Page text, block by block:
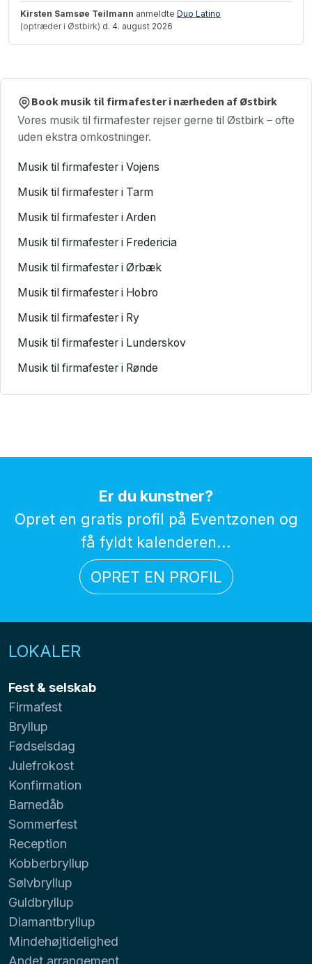
Kirsten Samsøe Teilmann anmeldte Duo Latino
(optræder i Østbirk) d. 4. august 2026
Book musik til firmafester i nærheden af Østbirk
Vores musik til firmafester rejser gerne til Østbirk – ofte
uden ekstra omkostninger.
Musik til firmafester i Vojens
Musik til firmafester i Tarm
Musik til firmafester i Arden
Musik til firmafester i Fredericia
Musik til firmafester i Ørbæk
Musik til firmafester i Hobro
Musik til firmafester i Ry
Musik til firmafester i Lunderskov
Musik til firmafester i Rønde
Er du kunstner?
Opret en gratis profil på Eventzonen og
få fyldt kalenderen...
OPRET EN PROFIL
LOKALER
Fest & selskab
Firmafest
Bryllup
Fødselsdag
Julefrokost
Konfirmation
Barnedåb
Sommerfest
Reception
Kobberbryllup
Sølvbryllup
Guldbryllup
Diamantbryllup
Mindehøjtidelighed
Andet arrangement